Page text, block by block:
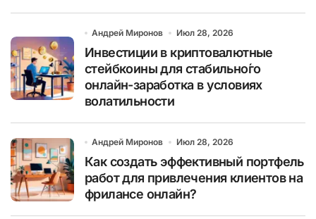
Андрей Миронов Июл 28, 2026
Инвестиции в криптовалютные
стейбкоины для стабильно́го
онлайн-заработка в условиях
волатильности
Андрей Миронов Июл 28, 2026
Как создать эффективный портфель
работ для привлечения клиентов на
фрилансе онлайн?